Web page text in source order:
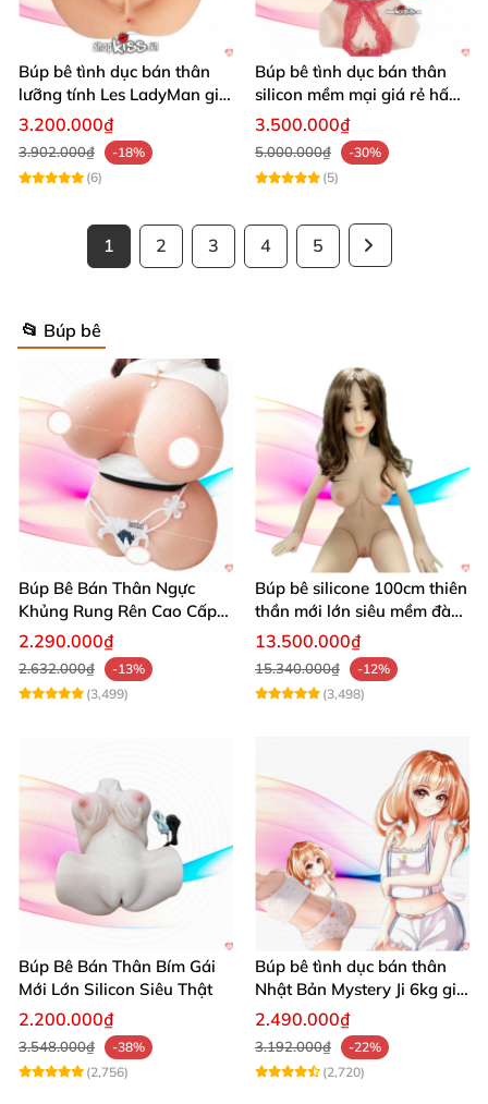
Búp bê tình dục bán thân
lưỡng tính Les LadyMan giải
tỏa
3.200.000₫
3.902.000₫
-18%
(6)
Búp bê tình dục bán thân
silicon mềm mại giá rẻ hấp
dẫn
3.500.000₫
5.000.000₫
-30%
(5)
1 2 3 4 5
📂 Búp bê
Búp Bê Bán Thân Ngực
Khủng Rung Rên Cao Cấp
Chất Liệu TPU
2.290.000₫
2.632.000₫
-13%
(3,499)
Búp bê silicone 100cm thiên
thần mới lớn siêu mềm đàn
hồi
13.500.000₫
15.340.000₫
-12%
(3,498)
Búp Bê Bán Thân Bím Gái
Mới Lớn Silicon Siêu Thật
2.200.000₫
3.548.000₫
-38%
(2,756)
Búp bê tình dục bán thân
Nhật Bản Mystery Ji 6kg giá
tốt
2.490.000₫
3.192.000₫
-22%
(2,720)